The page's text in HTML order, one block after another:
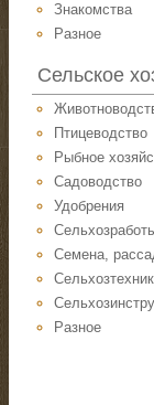
Знакомства
Разное
Сельское
Птицеводство
Рыбное
Садоводство
Удобрения
Семена,
Разное